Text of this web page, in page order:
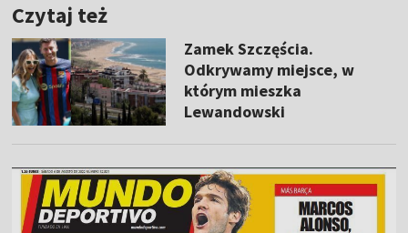
Czytaj też
Zamek Szczęścia.
Odkrywamy miejsce, w
którym mieszka
Lewandowski